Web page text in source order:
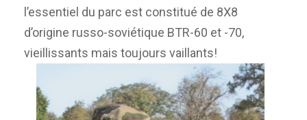
l’essentiel du parc est constitué de 8X8
d’origine russo-soviétique BTR-60 et -70,
vieillissants mais toujours vaillants!